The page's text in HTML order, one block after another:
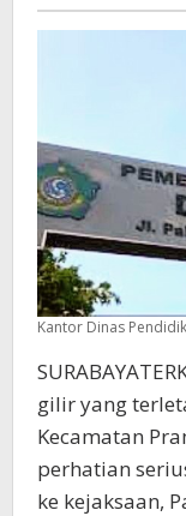
Kantor Dinas
gilir yang
Kecamatan
perhatian
ke kejaksaan,